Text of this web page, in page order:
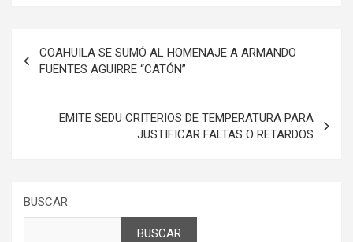
de
entradas
COAHUILA SE SUMÓ AL HOMENAJE A ARMANDO
FUENTES AGUIRRE “CATÓN”
EMITE SEDU CRITERIOS DE TEMPERATURA PARA
JUSTIFICAR FALTAS O RETARDOS
BUSCAR
BUSCAR